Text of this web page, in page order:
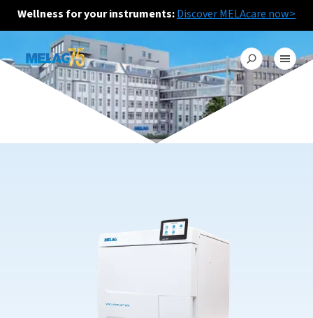
Wellness for your instruments:Discover MELAcare now>